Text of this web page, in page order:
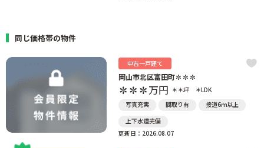
同じ価格帯の物件
中古一戸建て
岡山市北区富田町✽✽✽
✽✽✽万円 ＊＊坪
＊LDK
写真充実
間取り有
接道6ｍ以上
上下水道完備
更新日：2026.08.07